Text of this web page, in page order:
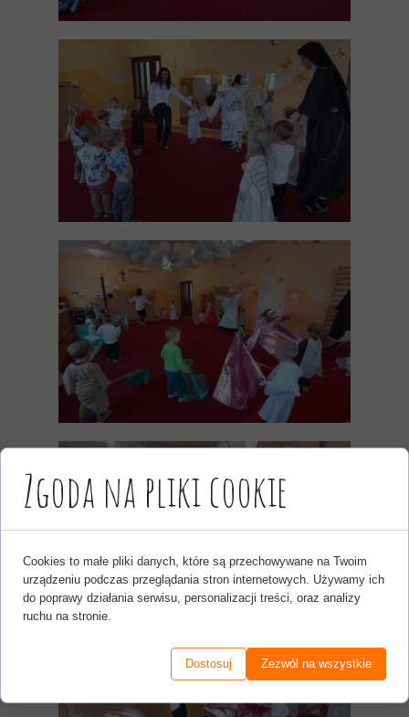
Zgoda na pliki cookie
Cookies to małe pliki danych, które są przechowywane na Twoim
urządzeniu podczas przeglądania stron internetowych. Używamy ich
do poprawy działania serwisu, personalizacji treści, oraz analizy
ruchu na stronie.
Dostosuj Zezwól na wszystkie